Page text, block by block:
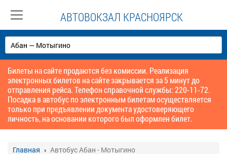
АВТОВОКЗАЛ КРАСНОЯРСК
Билеты на сайте продаются без комиссии. Реализация
электронных билетов на сайте закрывается за 5 минут до
отправления рейса. Телефон справочной службы: 220-11-72.
Посадка в автобус по электронным билетам осуществляется
только при предъявлении документа удостоверяющего
личность, на основании которого был оформлен билет.
Главная Автобус Абан - Мотыгино